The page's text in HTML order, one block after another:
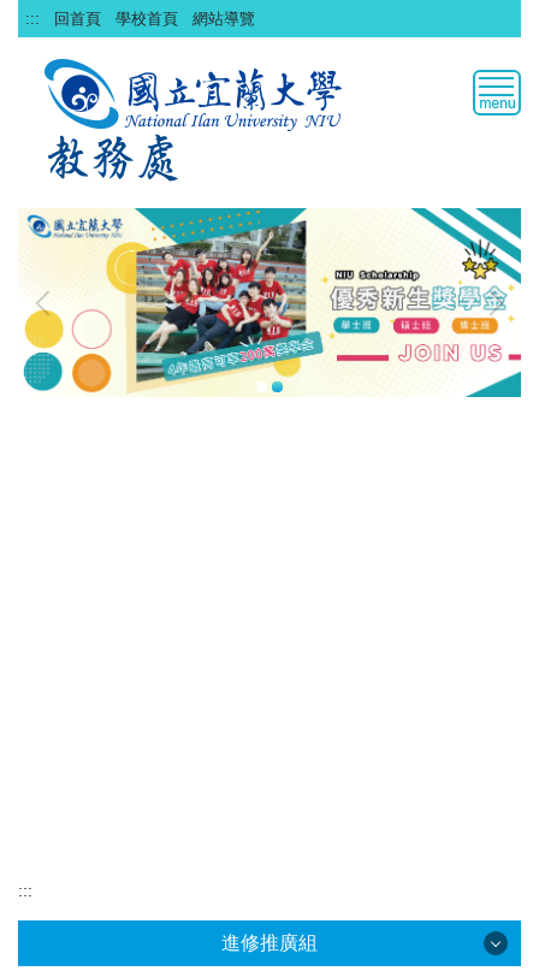
跳
到
::: 回首頁 學校首頁 網站導覽
:::
進修推廣組